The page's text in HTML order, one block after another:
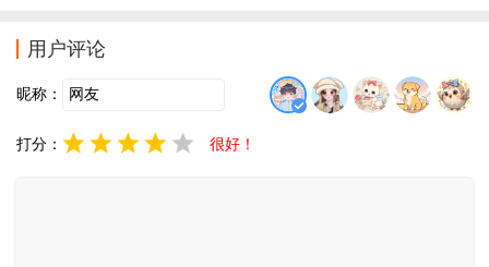
用户评论
昵称：
打分： 很好！